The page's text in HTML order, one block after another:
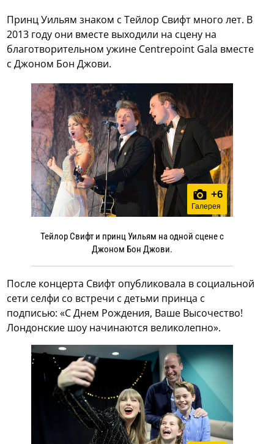
Принц Уильям знаком с Тейлор Свифт много лет. В
2013 году они вместе выходили на сцену на
благотворительном ужине Centrepoint Gala вместе
с Джоном Бон Джови.
+6
Галерея
Тейлор Свифт и принц Уильям на одной сцене с
Джоном Бон Джови.
После концерта Свифт опубликовала в социальной
сети селфи со встречи с детьми принца с
подписью: «С Днем Рождения, Ваше Высочество!
Лондонские шоу начинаются великолепно».